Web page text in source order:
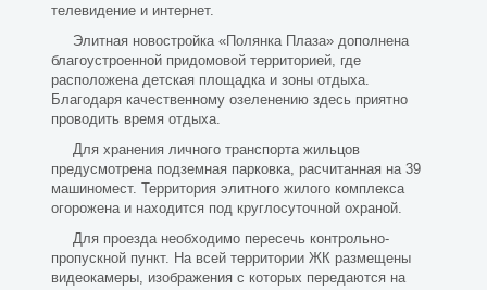
телевидение и интернет.
Элитная новостройка «Полянка Плаза» дополнена
благоустроенной придомовой территорией, где
расположена детская площадка и зоны отдыха.
Благодаря качественному озеленению здесь приятно
проводить время отдыха.
Для хранения личного транспорта жильцов
предусмотрена подземная парковка, расчитанная на 39
машиномест. Территория элитного жилого комплекса
огорожена и находится под круглосуточной охраной.
Для проезда необходимо пересечь контрольно-
пропускной пункт. На всей территории ЖК размещены
видеокамеры, изображения с которых передаются на